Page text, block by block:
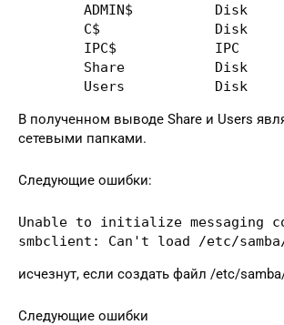
Users
В полученном выводе Share и Users
сетевыми папками.
Следующие ошибки:
Unable to initialize messaging
smbclient: Can't load /etc/
исчезнут, если создать файл /etc/
Следующие ошибки